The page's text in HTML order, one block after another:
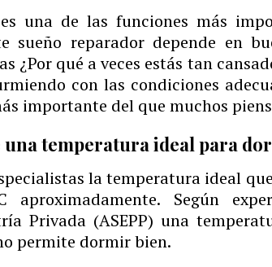
una de las funciones más
sueño reparador depende en
¿Por qué a veces estás tan
con las condiciones
importante del que muchos
una temperatura ideal para
la temperatura ideal
aproximadamente. Según
Privada (ASEPP) una
permite dormir bien.